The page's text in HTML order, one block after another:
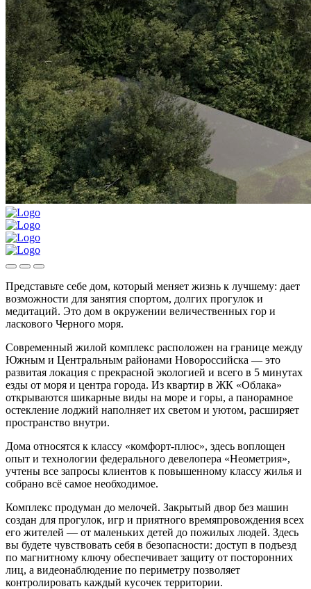
Представьте себе дом, который меняет жизнь к лучшему: дает
возможности для занятия спортом, долгих прогулок и
медитаций. Это дом в окружении величественных гор и
ласкового Черного моря.
Современный жилой комплекс расположен на границе между
Южным и Центральным районами Новороссийска — это
развитая локация с прекрасной экологией и всего в 5 минутах
езды от моря и центра города. Из квартир в ЖК «Облака»
открываются шикарные виды на море и горы, а панорамное
остекление лоджий наполняет их светом и уютом, расширяет
пространство внутри.
Дома относятся к классу «комфорт-плюс», здесь воплощен
опыт и технологии федерального девелопера «Неометрия»,
учтены все запросы клиентов к повышенному классу жилья и
собрано всё самое необходимое.
Комплекс продуман до мелочей. Закрытый двор без машин
создан для прогулок, игр и приятного времяпровождения всех
его жителей — от маленьких детей до пожилых людей. Здесь
вы будете чувствовать себя в безопасности: доступ в подъезд
по магнитному ключу обеспечивает защиту от посторонних
лиц, а видеонаблюдение по периметру позволяет
контролировать каждый кусочек территории.